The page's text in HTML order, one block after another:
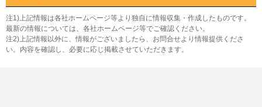
注1)上記情報は各社ホームページ等より独自に情報収集・作成したものです。
最新の情報については、各社ホームページ等でご確認ください。
注2)上記情報以外に、情報がございましたら、お問合せより情報提供くださ
い。内容を確認し、必要に応じ掲載させていただきます。